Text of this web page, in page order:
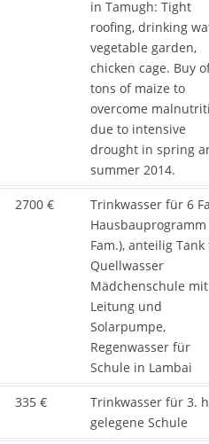
in Tamugh: Tight
roofing, drinking
vegetable garden,
chicken cage. Buy
tons of maize to
overcome
due to intensive
drought in spring
summer 2014.
2700 €
Trinkwasser für 6
Hausbauprogramm
Fam.), anteilig
Quellwasser
Mädchenschule mit
Leitung und
Solarpumpe,
Regenwasser für
Schule in Lambai
335 €
Trinkwasser für 3.
gelegene Schule